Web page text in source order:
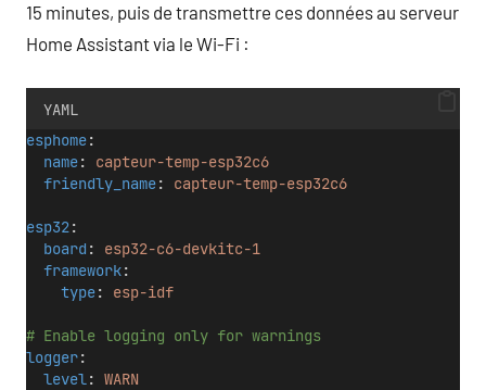
15 minutes, puis de transmettre ces données au serveur
Home Assistant via le Wi-Fi :
YAML
esphome:
name: capteur-temp-esp32c6
friendly_name: capteur-temp-esp32c6
esp32:
board : esp32-c6-devkitc-1
framework:
type: esp-idf
# Enable logging only for warnings
logger:
level : WARN